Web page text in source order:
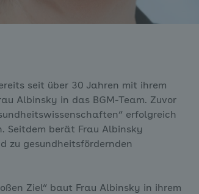
seit über 30 Jahren mit ihrem
Albinsky in das BGM-Team. Zuvor
erfolgreich
Seitdem berät Frau Albinsky
zu gesundheitsfördernden
Ziel“ baut Frau Albinsky in ihrem